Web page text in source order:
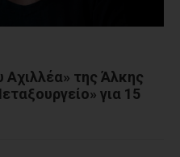
Αχιλλέα» της Άλκης
για 15